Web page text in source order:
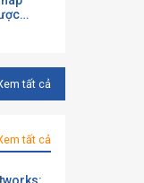
tất cả
tất cả